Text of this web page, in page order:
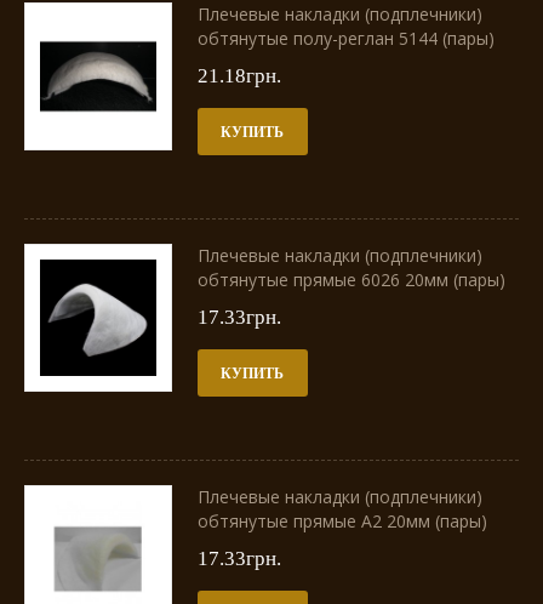
Плечевые накладки (подплечники)
обтянутые полу-реглан 5144 (пары)
21.18грн.
КУПИТЬ
Плечевые накладки (подплечники)
обтянутые прямые 6026 20мм (пары)
17.33грн.
КУПИТЬ
Плечевые накладки (подплечники)
обтянутые прямые А2 20мм (пары)
17.33грн.